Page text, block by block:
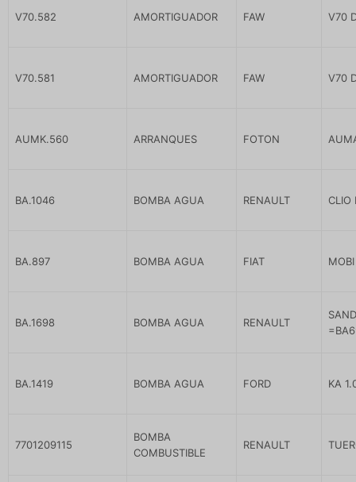
V70.582 AMORTIGUADOR FAW V70
V70.581 AMORTIGUADOR FAW V70
AUMK.560 ARRANQUES FOTON
BA.1046 BOMBA AGUA RENAULT CLIO
BA.897 BOMBA AGUA FIAT
BA.1698 BOMBA AGUA RENAULT
BA.1419 BOMBA AGUA FORD KA
7701209115
BOMBA
COMBUSTIBLE
RENAULT